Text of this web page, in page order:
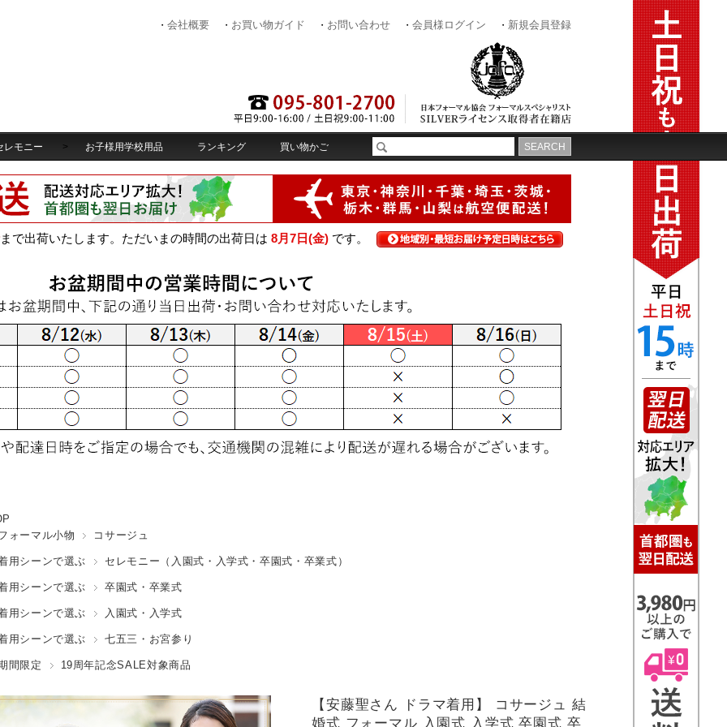
ォーマル小物
コサージュ
用シーンで選ぶ セレモニー（入園式・入学式・卒園式・卒業式）
用シーンで選ぶ 卒園式・卒業式
用シーンで選ぶ 入園式・入学式
用シーンで選ぶ 七五三・お宮参り
間限定 19周年記念SALE対象商品
【安藤聖さん ドラマ着用】 コサージュ 結
婚式 フォーマル 入園式 入学式 卒園式 卒